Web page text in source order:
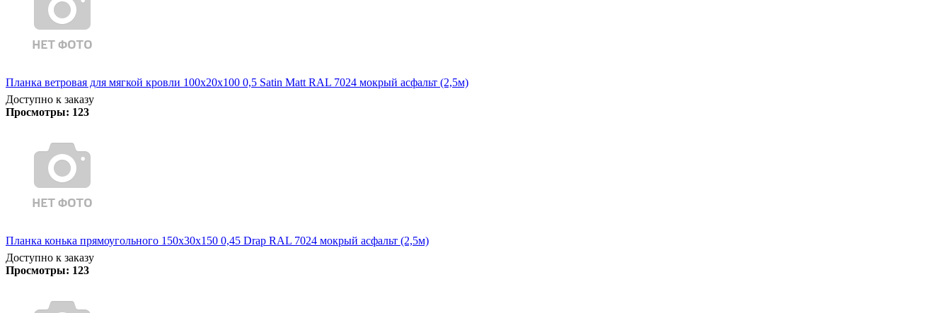
Планка ветровая для мягкой кровли 100х20х100 0,5 Satin Matt RAL 7024 мокрый асфальт (2,5м)
Доступно к заказу
Просмотры: 123
Планка конька прямоугольного 150х30х150 0,45 Drap RAL 7024 мокрый асфальт (2,5м)
Доступно к заказу
Просмотры: 123